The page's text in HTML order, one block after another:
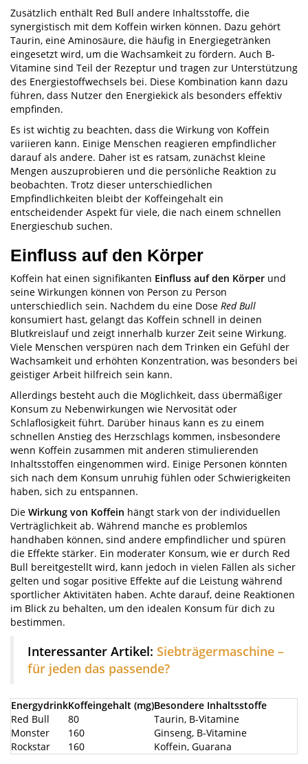
Zusätzlich enthält Red Bull andere Inhaltsstoffe, die
synergistisch mit dem Koffein wirken können. Dazu gehört
Taurin, eine Aminosäure, die häufig in Energiegetränken
eingesetzt wird, um die Wachsamkeit zu fördern. Auch B-
Vitamine sind Teil der Rezeptur und tragen zur Unterstützung
des Energiestoffwechsels bei. Diese Kombination kann dazu
führen, dass Nutzer den Energiekick als besonders effektiv
empfinden.
Es ist wichtig zu beachten, dass die Wirkung von Koffein
variieren kann. Einige Menschen reagieren empfindlicher
darauf als andere. Daher ist es ratsam, zunächst kleine
Mengen auszuprobieren und die persönliche Reaktion zu
beobachten. Trotz dieser unterschiedlichen
Empfindlichkeiten bleibt der Koffeingehalt ein
entscheidender Aspekt für viele, die nach einem schnellen
Energieschub suchen.
Einfluss auf den Körper
Koffein hat einen signifikanten Einfluss auf den Körper und
seine Wirkungen können von Person zu Person
unterschiedlich sein. Nachdem du eine Dose Red Bull
konsumiert hast, gelangt das Koffein schnell in deinen
Blutkreislauf und zeigt innerhalb kurzer Zeit seine Wirkung.
Viele Menschen verspüren nach dem Trinken ein Gefühl der
Wachsamkeit und erhöhten Konzentration, was besonders bei
geistiger Arbeit hilfreich sein kann.
Allerdings besteht auch die Möglichkeit, dass übermäßiger
Konsum zu Nebenwirkungen wie Nervosität oder
Schlaflosigkeit führt. Darüber hinaus kann es zu einem
schnellen Anstieg des Herzschlags kommen, insbesondere
wenn Koffein zusammen mit anderen stimulierenden
Inhaltsstoffen eingenommen wird. Einige Personen könnten
sich nach dem Konsum unruhig fühlen oder Schwierigkeiten
haben, sich zu entspannen.
Die Wirkung von Koffein hängt stark von der individuellen
Verträglichkeit ab. Während manche es problemlos
handhaben können, sind andere empfindlicher und spüren
die Effekte stärker. Ein moderater Konsum, wie er durch Red
Bull bereitgestellt wird, kann jedoch in vielen Fällen als sicher
gelten und sogar positive Effekte auf die Leistung während
sportlicher Aktivitäten haben. Achte darauf, deine Reaktionen
im Blick zu behalten, um den idealen Konsum für dich zu
bestimmen.
Interessanter Artikel: Siebträgermaschine –
für jeden das passende?
EnergydrinkKoffeingehalt (mg)Besondere Inhaltsstoffe
Red Bull
80
Taurin, B-Vitamine
Monster
160
Ginseng, B-Vitamine
Rockstar
160 Koffein, Guarana